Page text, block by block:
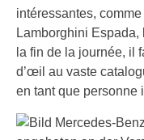
intéressantes,
Lamborghini
la fin de la journée, il
d’œil au vaste
en tant que personne